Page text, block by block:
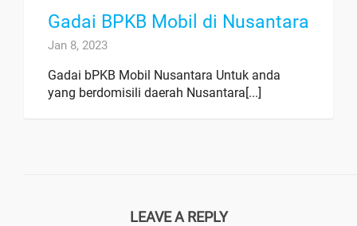
Gadai BPKB Mobil di Nusantara
Jan 8, 2023
Gadai bPKB Mobil Nusantara Untuk anda
yang berdomisili daerah Nusantara[...]
LEAVE A REPLY